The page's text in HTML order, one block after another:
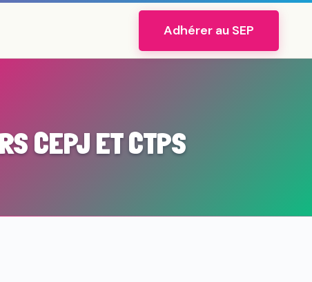
Adhérer au SEP
CEPJ ET CTPS